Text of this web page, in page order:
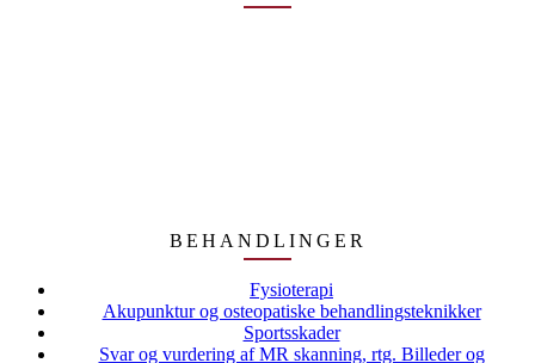
BEHANDLINGER
Fysioterapi
Akupunktur og osteopatiske behandlingsteknikker
Sportsskader
Svar og vurdering af MR skanning, rtg. Billeder og